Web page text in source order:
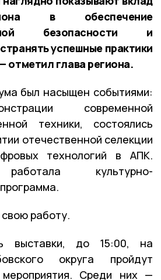
в обеспечение
безопасности и
успешные практики
отметил глава региона.
был насыщен событиями:
современной
техники, состоялись
отечественной селекции
технологий в АПК.
культурно-
работу.
выставки, до 15:00, на
округа пройдут
мероприятия. Среди них —